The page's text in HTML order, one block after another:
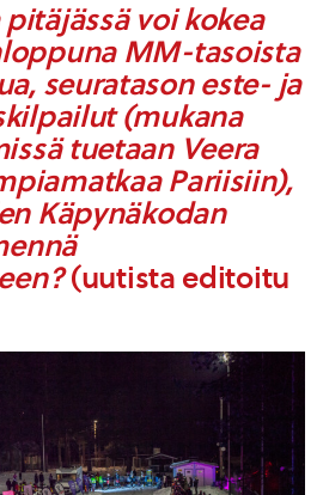
voi kokea
MM-tasoista
seuratason este- ja
(mukana
tuetaan Veera
Pariisiin),
Käpynäkodan
(uutista editoitu